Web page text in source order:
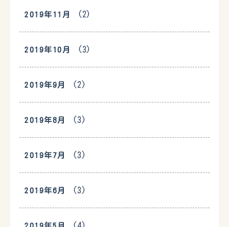
2019年11月 (2)
2019年10月 (3)
2019年9月 (2)
2019年8月 (3)
2019年7月 (3)
2019年6月 (3)